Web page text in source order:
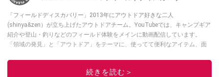
「フィールドディスカバリー」2013年にアウトドア好きな二人
(shinya&zen）が立ち上げたアウトドアチーム。YouTubeでは、キャンプギア
紹介や登山・釣りなどのフィールド体験をメインに動画配信しています。
「領域の発見」と「アウトドア」をテーマに、使ってて便利なアイテム、面
・YouTubeチャンネルは
続きを読む＞